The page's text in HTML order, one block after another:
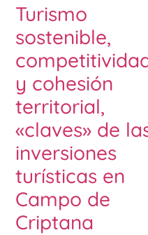
Turismo
sostenible,
y cohesión
territorial,
«claves» de
inversiones
turísticas en
Campo de
Criptana